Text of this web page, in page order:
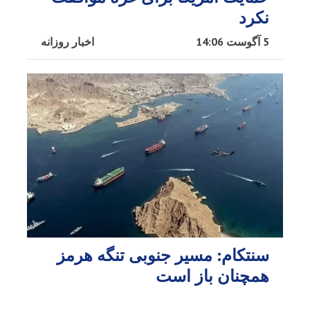
نکرد
اخبار روزانه 5 آگوست 14:06
سنتکام: مسیر جنوبی تنگه هرمز
همچنان باز است